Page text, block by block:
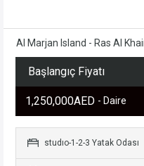
Al Marjan Island - Ras Al
Başlangıç Fiyatı
1,250,000AED - Daire
studıo-1-2-3 Yatak Odası